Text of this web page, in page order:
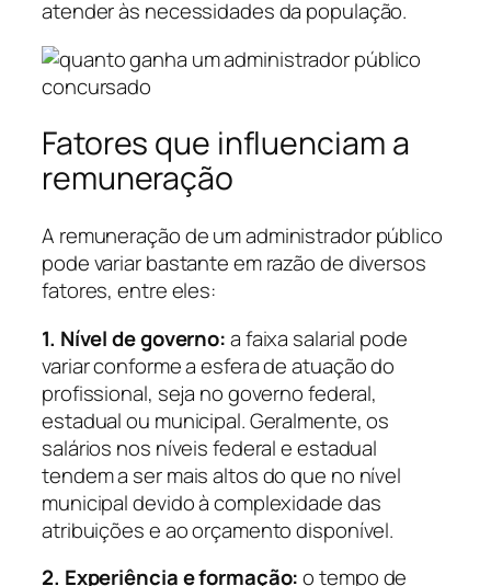
atender às necessidades da população.
Fatores que influenciam a
remuneração
A remuneração de um administrador público
pode variar bastante em razão de diversos
fatores, entre eles:
1. Nível de governo:a faixa salarial pode
variar conforme a esfera de atuação do
profissional, seja no governo federal,
estadual ou municipal. Geralmente, os
salários nos níveis federal e estadual
tendem a ser mais altos do que no nível
municipal devido à complexidade das
atribuições e ao orçamento disponível.
2. Experiência e formação:o tempo de